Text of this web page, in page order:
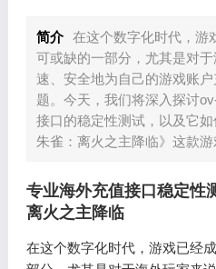
简介 在这个数字化时代，游
可或缺的一部分，尤其是对
速、安全地为自己的游戏账
题。今天，我们将深入探讨
接口的稳定性测试，以及它
朱雀：离火之主降临》这款游
专业海外充值接口稳定性
离火之主降临
在这个数字化时代，游戏已经